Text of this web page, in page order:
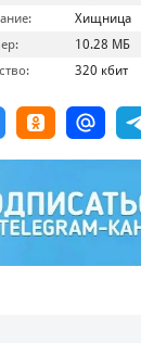
Хищница
10.28 МБ
320 кбит